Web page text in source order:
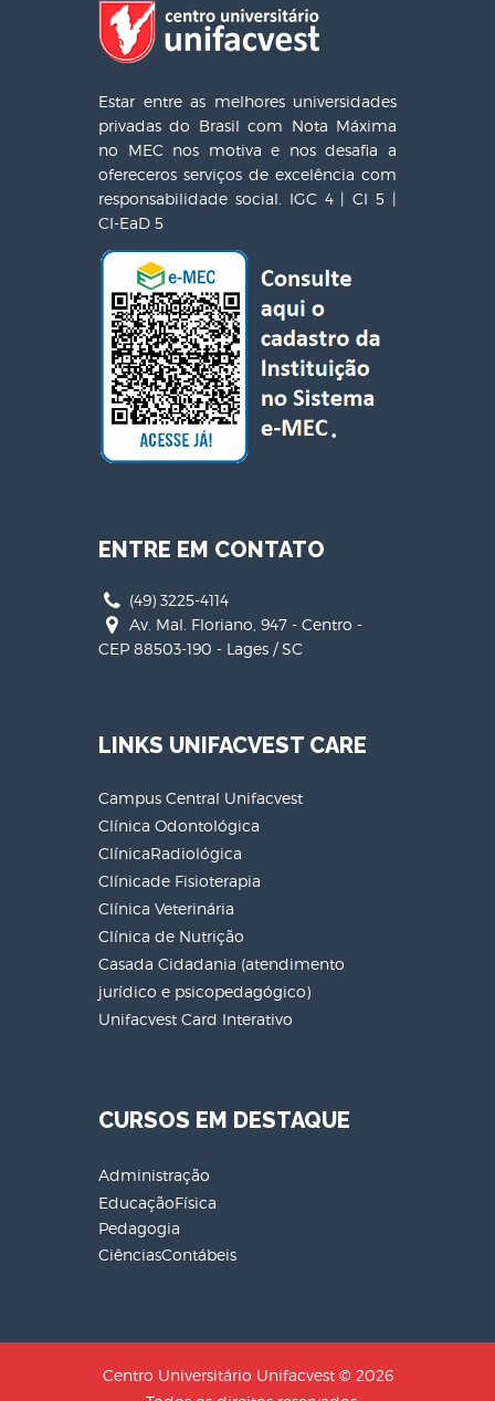
Estar entre as melhores universidades
privadas do Brasil com Nota Máxima
no MEC nos motiva e nos desafia a
ofereceros serviços de excelência com
responsabilidade social. IGC 4 | CI 5 |
CI-EaD 5
ENTRE EM CONTATO
(49) 3225-4114
Av. Mal. Floriano, 947 - Centro -
CEP 88503-190 - Lages / SC
LINKS UNIFACVEST CARE
Campus Central Unifacvest
Clínica Odontológica
ClínicaRadiológica
Clínicade Fisioterapia
Clínica Veterinária
Clínica de Nutrição
Casada Cidadania (atendimento
jurídico e psicopedagógico)
Unifacvest Card Interativo
CURSOS EM DESTAQUE
Administração
EducaçãoFísica
Pedagogia
CiênciasContábeis
Centro Universitário Unifacvest © 2026